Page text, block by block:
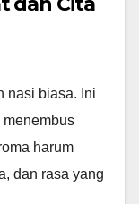
nasi biasa. Ini
harum
dan rasa yang